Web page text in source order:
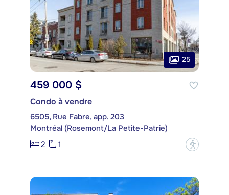
25
459 000 $
Condo à vendre
6505, Rue Fabre, app. 203
Montréal (Rosemont/La Petite-Patrie)
2
1 ?